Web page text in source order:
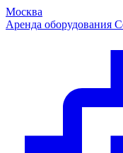
Москва
Аренда оборудования